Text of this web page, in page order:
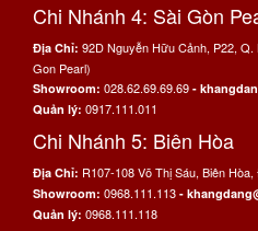
Chi Nhánh 4: Sài Gòn
Địa Chỉ: 92D Nguyễn Hữu Cảnh, P22,
Gon Pearl)
Showroom: 028.62.69.69.69 -
Quản lý: 0917.111.011
Chi Nhánh 5: Biên Hòa
Địa Chỉ: R107-108 Võ Thị Sáu, Biên
Showroom: 0968.111.113 -
Quản lý: 0968.111.118